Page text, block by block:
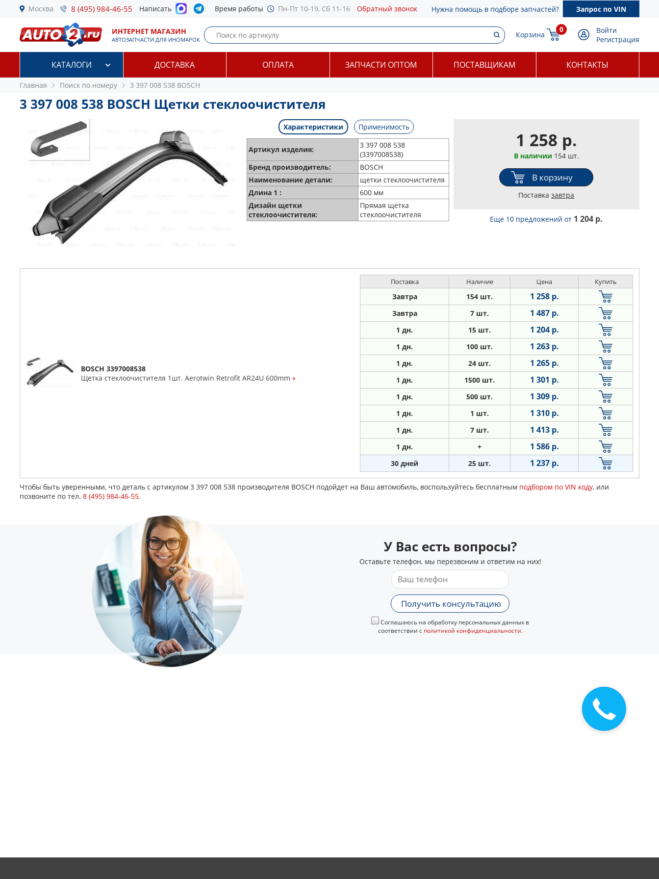
Москва 8 (495) 984-46-55 Написать Время работы Пн-Пт 10-19, Сб 11-16 Обратный звонок Нужна помощь в подборе запчастей? Запрос по VIN
ИНТЕРНЕТ МАГАЗИН
АВТОЗАПЧАСТИ ДЛЯ ИНОМАРОК
Корзина
0
Войти
Регистрация
КАТАЛОГИ ДОСТАВКА ОПЛАТА ЗАПЧАСТИ ОПТОМ ПОСТАВЩИКАМ КОНТАКТЫ
Главная Поиск по номеру 3 397 008 538 BOSCH
3 397 008 538 BOSCH Щетки стеклоочистителя
Характеристики Применимость
Артикул изделия:
3 397 008 538
(3397008538)
Бренд производитель:
BOSCH
Наименование детали:
щетки стеклоочистителя
Длина 1 :
600 мм
Дизайн щетки
стеклоочистителя:
Прямая щетка
стеклоочистителя
1 258 р.
В наличии 154 шт.
В корзину
Поставказавтра
Еще 10 предложенийот 1 204 р.
BOSCH 3397008538
Щетка стеклоочистителя 1шт. Aerotwin Retrofit AR24U 600mm »
Поставка Наличие Цена Купить
Завтра 154 шт. 1 258 р.
Завтра 7 шт. 1 487 р.
1 дн. 15 шт. 1 204 р.
1 дн. 100 шт. 1 263 р.
1 дн. 24 шт. 1 265 р.
1 дн. 1500 шт. 1 301 р.
1 дн. 500 шт. 1 309 р.
1 дн. 1 шт. 1 310 р.
1 дн. 7 шт. 1 413 р.
1 дн. + 1 586 р.
30 дней 25 шт. 1 237 р.
Чтобы быть уверенными, что деталь с артикулом 3 397 008 538 производителя BOSCH подойдет на Ваш автомобиль, воспользуйтесь бесплатным подбором по VIN коду, или
позвоните по тел. 8 (495) 984-46-55.
У Вас есть вопросы?
Оставьте телефон, мы перезвоним и ответим на них!
Получить консультацию
Соглашаюсь на обработку персональных данных в
соответствии с политикой конфиденциальности.
Закажите
звонок